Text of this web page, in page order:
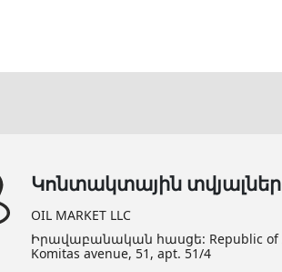
Կոնտակտային տվյալներ
OIL MARKET LLC
Իրավաբանական հասցե: Republic of
Komitas avenue, 51, apt. 51/4